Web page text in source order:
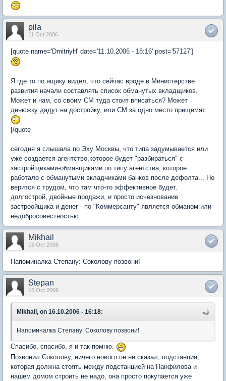
pila
11 Oct 2006
[quote name='DmitriyH' date='11.10.2006 - 18:16' post='57127']
Я где то по ящику видел, что сейчас вроде в Министерстве
развития начали составлять список обманутых вкладщиков.
Может и нам, со своим СМ туда стоит вписаться? Может
денюжку дадут на достройку, или СМ за одно место прищемят.
[/quote
сегодня я слышала по Эху Москвы, что типа задумывается или
уже создается агентство,которое будет "разбираться" с
застройщиками-обманщиками по типу агентства, которое
работало с обманутыми вкладчиками банков после дефолта... Но
верится с трудом, что там что-то эффективное будет.
долгострой, двойные продажи, и просто исчезнование
застроойщика и денег - по "Коммерсанту" является обманом или
недобросовестностью...
Mikhail
16 Oct 2006
Напоминалка Степану: Соколову позвони!
Stepan
16 Oct 2006
Mikhail, on 16.10.2006 - 16:18:
Напоминалка Степану: Соколову позвони!
Спасибо, спасибо, я и так помню.
Позвонил Соколову, ничего нового он не сказал, подстанция,
которая должна стоять между подстанцией на Панфилова и
нашем домом строить не надо, она просто покупается уже